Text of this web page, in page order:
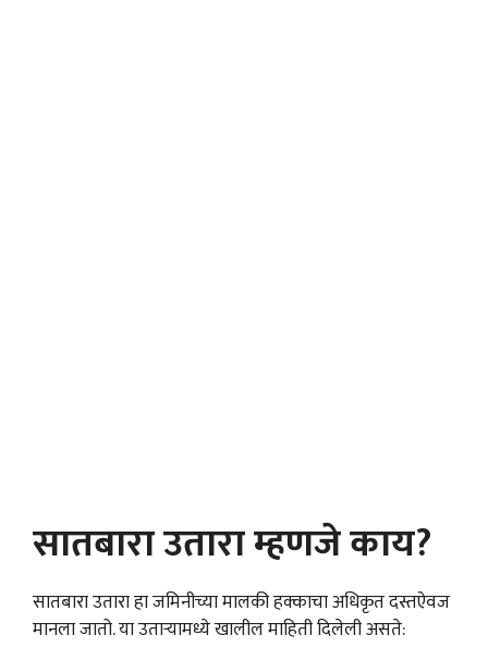
सातबारा उतारा म्हणजे काय?
सातबारा उतारा हा जमिनीच्या मालकी हक्काचा अधिकृत दस्तऐवज
मानला जातो. या उताऱ्यामध्ये खालील माहिती दिलेली असते: